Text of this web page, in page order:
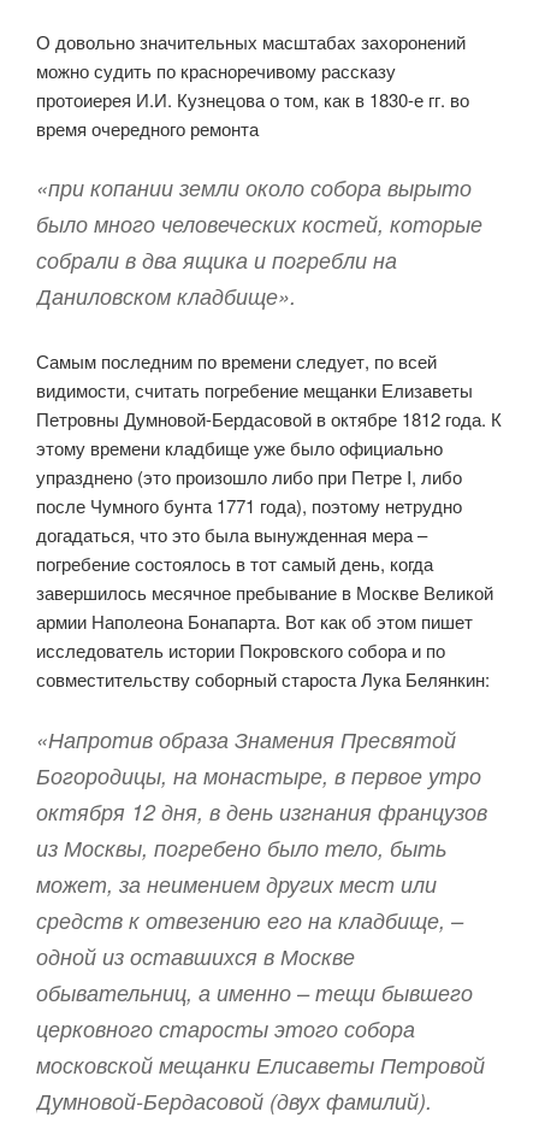
О довольно значительных масштабах захоронений
можно судить по красноречивому рассказу
протоиерея И.И. Кузнецова о том, как в 1830-е гг. во
время очередного ремонта
«при копании земли около собора вырыто
было много человеческих костей, которые
собрали в два ящика и погребли на
Даниловском кладбище».
Самым последним по времени следует, по всей
видимости, считать погребение мещанки Елизаветы
Петровны Думновой-Бердасовой в октябре 1812 года. К
этому времени кладбище уже было официально
упразднено (это произошло либо при Петре I, либо
после Чумного бунта 1771 года), поэтому нетрудно
догадаться, что это была вынужденная мера –
погребение состоялось в тот самый день, когда
завершилось месячное пребывание в Москве Великой
армии Наполеона Бонапарта. Вот как об этом пишет
исследователь истории Покровского собора и по
совместительству соборный староста Лука Белянкин:
«Напротив образа Знамения Пресвятой
Богородицы, на монастыре, в первое утро
октября 12 дня, в день изгнания французов
из Москвы, погребено было тело, быть
может, за неимением других мест или
средств к отвезению его на кладбище, –
одной из оставшихся в Москве
обывательниц, а именно – тещи бывшего
церковного старосты этого собора
московской мещанки Елисаветы Петровой
Думновой-Бердасовой (двух фамилий).